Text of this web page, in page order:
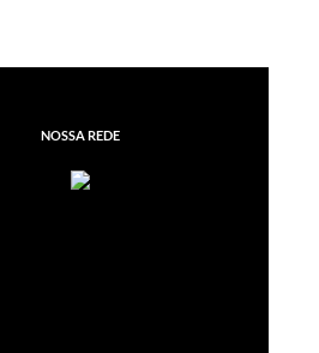
NOSSA REDE